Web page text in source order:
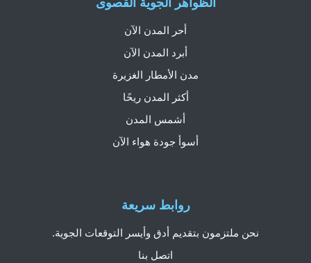
روابط سريعة
نحن ملتزمون بتقديم أدق وأيسر التوقعات الجوية.
اتصل بنا
الظواهر الجوية القصوى
أحر المدن الآن
أبرد المدن الآن
مدن الأمطار الغزيرة
أكثر المدن ريحًا
أشمس المدن
أسوأ جودة هواء الآن